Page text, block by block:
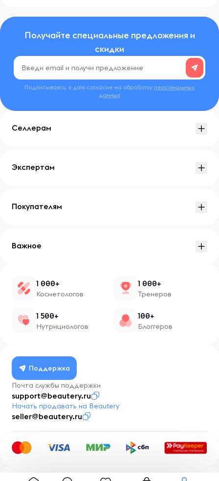
Получайте специальные предложения и
скидки
Подписываясь, я даю согласие на обработку персональных
данных
Селлерам
Экспертам
Покупателям
Важное
1 000+
Косметологов
1 000+
Тренеров
1 500+
Нутрициологов
100+
Блоггеров
Поддержка
Почта службы поддержки
support@beautery.ru
Начать продавать на Beautery
seller@beautery.ru